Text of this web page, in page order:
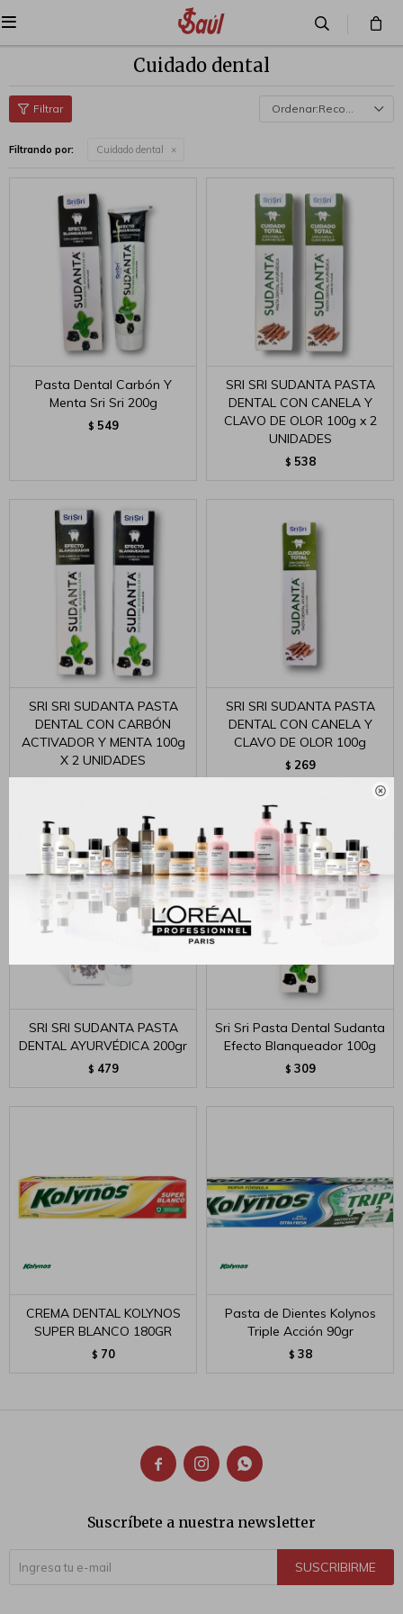


Cuidado dental
Recomendados
Filtrando por: Cuidado dental
Pasta Dental Carbón Y
Menta Sri Sri 200g
$ 549
SRI SRI SUDANTA PASTA
DENTAL CON CANELA Y
CLAVO DE OLOR 100g x 2
UNIDADES
$ 538
SRI SRI SUDANTA PASTA
DENTAL CON CARBÓN
ACTIVADOR Y MENTA 100g
X 2 UNIDADES
SRI SRI SUDANTA PASTA
DENTAL CON CANELA Y
CLAVO DE OLOR 100g
$ 269
SRI SRI SUDANTA PASTA
DENTAL AYURVÉDICA 200gr
$ 479
Sri Sri Pasta Dental Sudanta
Efecto Blanqueador 100g
$ 309
CREMA DENTAL KOLYNOS
SUPER BLANCO 180GR
$ 70
Pasta de Dientes Kolynos
Triple Acción 90gr
$ 38
  
Suscríbete a nuestra newsletter
SUSCRIBIRME